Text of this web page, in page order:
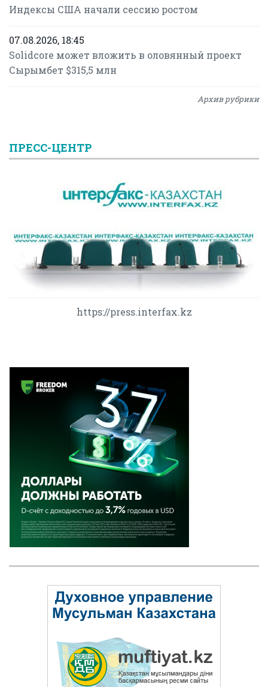
Индексы США начали сессию ростом
07.08.2026, 18:45
Solidcore может вложить в оловянный проект
Сырымбет $315,5 млн
Архив рубрики
ПРЕСС-ЦЕНТР
https://press.interfax.kz